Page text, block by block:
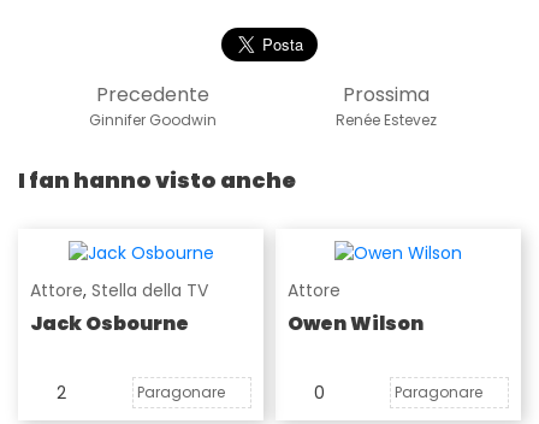
Prossima
Renée Estevez
Precedente
Ginnifer Goodwin
I fan hanno visto anche
Attore, Stella della TV
Jack Osbourne
2 Paragonare
Attore
Owen Wilson
0 Paragonare